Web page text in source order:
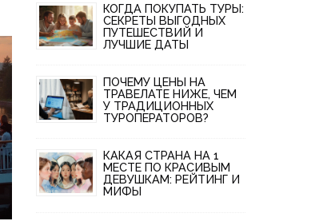
КОГДА ПОКУПАТЬ ТУРЫ:
СЕКРЕТЫ ВЫГОДНЫХ
ПУТЕШЕСТВИЙ И
ЛУЧШИЕ ДАТЫ
ПОЧЕМУ ЦЕНЫ НА
ТРАВЕЛАТЕ НИЖЕ, ЧЕМ
У ТРАДИЦИОННЫХ
ТУРОПЕРАТОРОВ?
КАКАЯ СТРАНА НА 1
МЕСТЕ ПО КРАСИВЫМ
ДЕВУШКАМ: РЕЙТИНГ И
МИФЫ